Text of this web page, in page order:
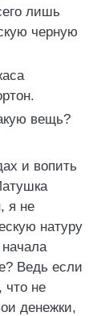
лишь
черную
вещь?
и вопить
я не
натуру
Ведь если
что не
денежки,